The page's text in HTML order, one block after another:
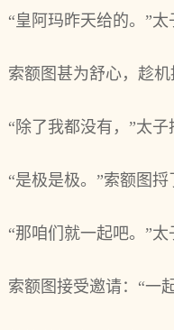
“皇阿玛昨天给的。”
索额图甚为舒心，趁
“除了我都没有，”太
“是极是极。”索额图捋
“那咱们就一起吧。”太
索额图接受邀请：“一